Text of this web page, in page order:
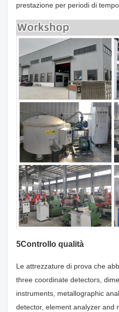
prestazione per periodi di
5Controllo qualità
Le attrezzature di prova che
three coordinate detectors,
instruments, metallographic
detector, element analyzer and